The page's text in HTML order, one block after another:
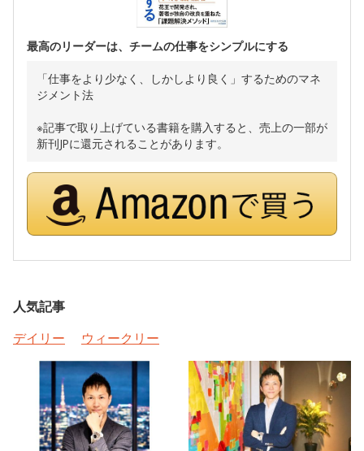
最高のリーダーは、チームの仕事をシンプルにする
「仕事をより少なく、しかしより良く」するためのマネ
ジメント法
※記事で取り上げている書籍を購入すると、売上の一部が
新刊JPに還元されることがあります。
人気記事
デイリー
ウィークリー